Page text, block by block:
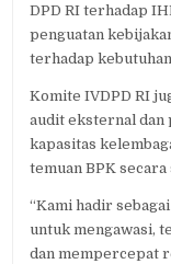
DPD RI terhadap
penguatan
terhadap
Komite IVDPD RI
audit eksternal dan
kapasitas
temuan BPK
“Kami hadir
untuk mengawasi,
dan mempercepat